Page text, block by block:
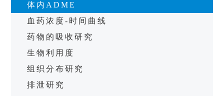
体内 ADME
血药浓度- 时间曲线
药物的吸收研究
生物利用度
组织分布研究
排泄研究